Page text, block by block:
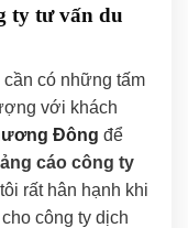
ty tư vấn du
có những tấm
với khách
Đông để
cáo công ty
rất hân hạnh khi
công ty dịch